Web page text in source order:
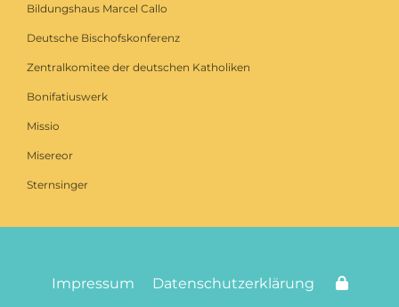
Bildungshaus Marcel Callo
Deutsche Bischofskonferenz
Zentralkomitee der deutschen Katholiken
Bonifatiuswerk
Missio
Misereor
Sternsinger
Impressum Datenschutzerklärung